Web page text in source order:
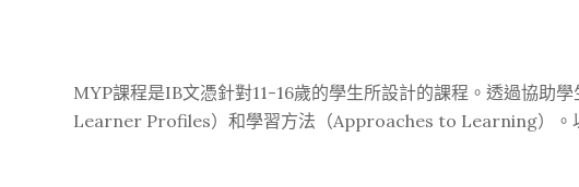
MYP課程是IB文憑針對11-16歲的學生所設計的課程。透過協助
Learner Profiles）和學習方法（Approaches to Learning）。